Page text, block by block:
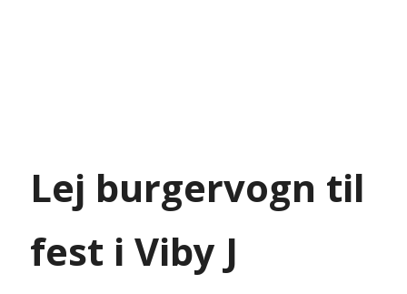
Lej burgervogn til
fest i Viby J